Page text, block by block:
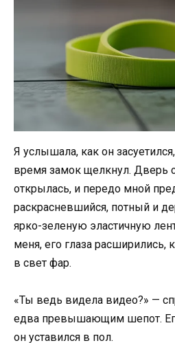
Я услышала, как он
время замок щелкнул. Дверь
открылась, и передо мной
раскрасневшийся, потный и
ярко-зеленую эластичную
меня, его глаза расширились,
в свет фар.
«Ты ведь видела видео?» —
едва превышающим шепот.
он уставился в пол.